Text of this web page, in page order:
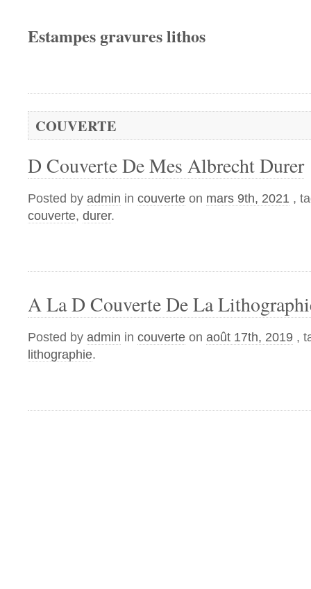
Estampes gravures lithos
COUVERTE
D Couverte De Mes Albrecht Durer
Posted by admin in couverte on mars 9th, 2021 ,
couverte, durer.
A La D Couverte De La
Posted by admin in couverte on août 17th, 2019 ,
lithographie.